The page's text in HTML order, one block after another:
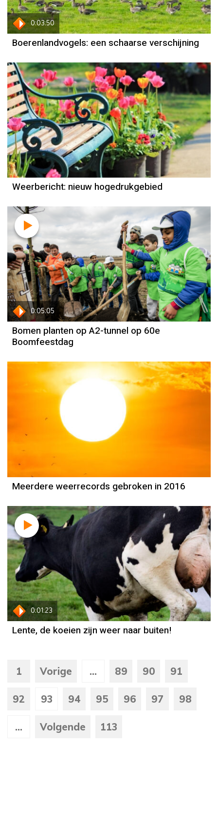
0:03:50
Boerenlandvogels: een schaarse verschijning
Weerbericht
Reinier van den Berg
Weerbericht: nieuw hogedrukgebied
0:05:05
Bomen planten op A2-tunnel op 60e
Boomfeestdag
Meerdere weerrecords gebroken in 2016
0:01:23
Lente, de koeien zijn weer naar buiten!
1 Vorige ... 89 90 91
92 93 94 95 96 97 98
... Volgende 113